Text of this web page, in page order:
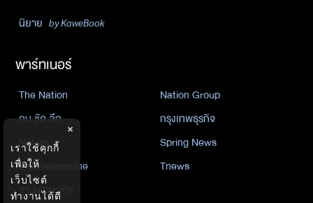
นิยาย by KaweBook
พาร์ทเนอร์
The Nation
Nation Group
คม ชัด ลึก
กรุงเทพธุรกิจ
Nation
Spring News
Thainewsonline
Tnews
ฐานเศรษฐกิจ
×
เราใช้คุกกี้
เพื่อให้
เว็บไซต์
ทำงานได้ดี